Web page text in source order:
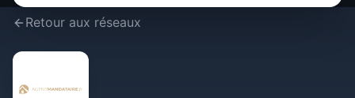
Retour aux réseaux